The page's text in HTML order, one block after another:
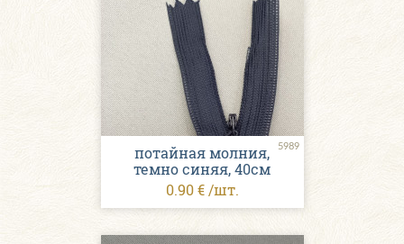
5989
потайная молния,
темно синяя, 40см
0.90 € /шт.